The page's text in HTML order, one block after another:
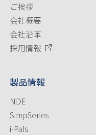
ご挨拶
会社概要
会社沿革
採用情報
製品情報
NDE
SimpSeries
i-Pals